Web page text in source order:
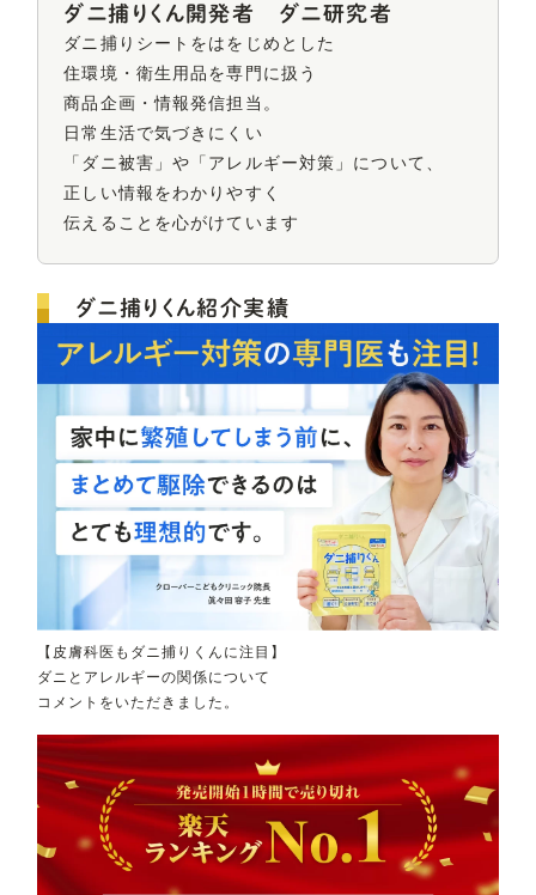
ダニ捕りくん開発者 ダニ研究者
ダニ捕りシートをはをじめとした
住環境・衛生用品を専門に扱う
商品企画・情報発信担当。
日常生活で気づきにくい
「ダニ被害」や 「アレルギー対策」について、
正しい情報をわかりやすく
伝えることを心がけています
ダニ捕りくん紹介実績
【皮膚科医もダニ捕りくんに注目】
ダニとアレルギーの関係について
コメントをいただきました。